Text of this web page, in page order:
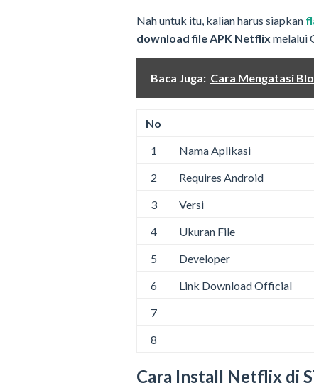
Nah untuk itu, kalian harus siapkan
download file APK Netflix melalui
Baca Juga: Cara Mengatasi
No
1
Nama Aplikasi
2
Requires Android
3
Versi
4
Ukuran File
5
Developer
6
Link Download Official
7
8
Cara Install Netflix di